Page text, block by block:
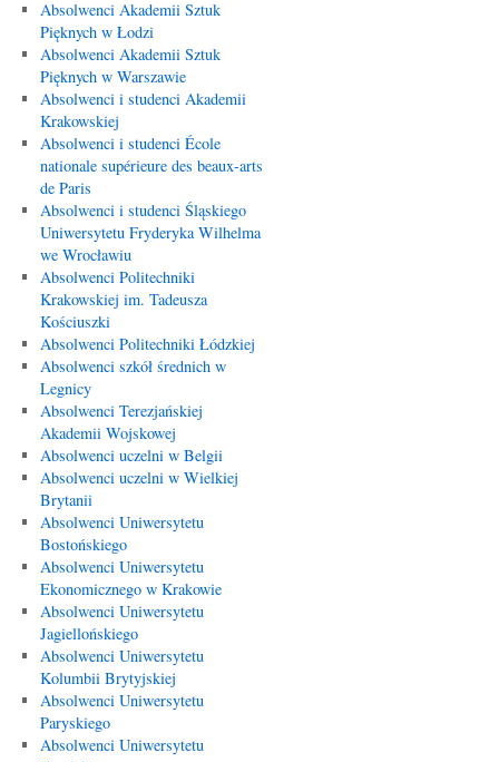
Absolwenci Akademii Sztuk
Pięknych w Łodzi
Absolwenci Akademii Sztuk
Pięknych w Warszawie
Absolwenci i studenci Akademii
Krakowskiej
Absolwenci i studenci École
nationale supérieure des beaux-arts
de Paris
Absolwenci i studenci Śląskiego
Uniwersytetu Fryderyka Wilhelma
we Wrocławiu
Absolwenci Politechniki
Krakowskiej im. Tadeusza
Kościuszki
Absolwenci Politechniki Łódzkiej
Absolwenci szkół średnich w
Legnicy
Absolwenci Terezjańskiej
Akademii Wojskowej
Absolwenci uczelni w Belgii
Absolwenci uczelni w Wielkiej
Brytanii
Absolwenci Uniwersytetu
Bostońskiego
Absolwenci Uniwersytetu
Ekonomicznego w Krakowie
Absolwenci Uniwersytetu
Jagiellońskiego
Absolwenci Uniwersytetu
Kolumbii Brytyjskiej
Absolwenci Uniwersytetu
Paryskiego
Absolwenci Uniwersytetu